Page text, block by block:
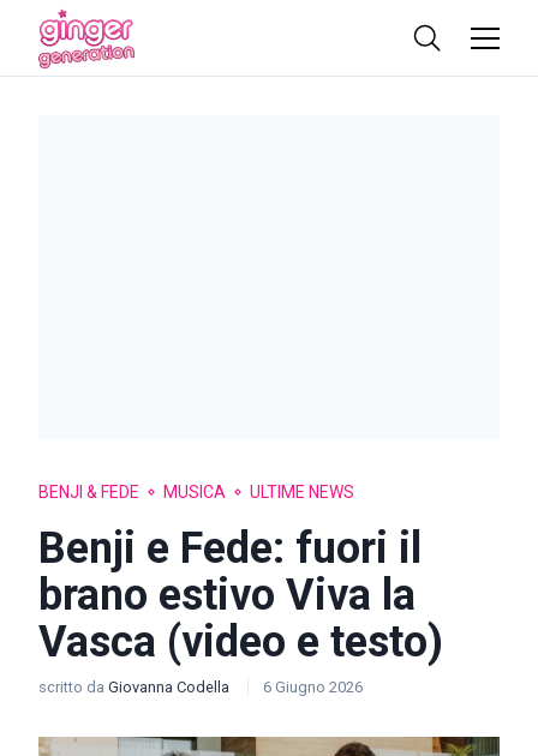
BENJI & FEDE MUSICA ULTIME NEWS
Benji e Fede: fuori il
brano estivo Viva la
Vasca (video e testo)
scritto da Giovanna Codella 6 Giugno 2026